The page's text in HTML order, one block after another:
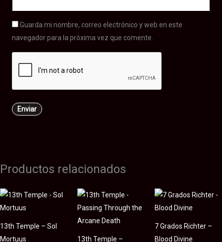
Guarda mi nombre, correo electrónico y web en este
navegador para la próxima vez que comente.
Productos relacionados
13th Temple – Sol
Mortuus
13th Temple –
7 Grados Richter –
Blood Divine